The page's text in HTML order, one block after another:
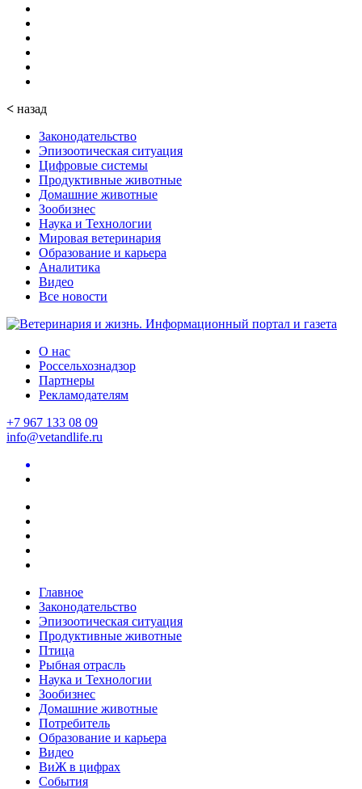
< назад
Законодательство
Эпизоотическая ситуация
Цифровые системы
Продуктивные животные
Домашние животные
Зообизнес
Наука и Технологии
Мировая ветеринария
Образование и карьера
Аналитика
Видео
Все новости
О нас
Россельхознадзор
Партнеры
Рекламодателям
+7 967 133 08 09
info@vetandlife.ru
Главное
Законодательство
Эпизоотическая ситуация
Продуктивные животные
Птица
Рыбная отрасль
Наука и Технологии
Зообизнес
Домашние животные
Потребитель
Образование и карьера
Видео
ВиЖ в цифрах
События